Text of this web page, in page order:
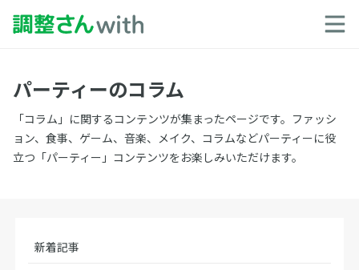
パーティーのコラム
「コラム」に関するコンテンツが集まったページです。ファッシ
ョン、食事、ゲーム、音楽、メイク、コラムなどパーティーに役
立つ「パーティー」コンテンツをお楽しみいただけます。
新着記事